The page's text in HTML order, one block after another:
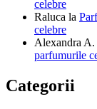
celebre
Raluca la
celebre
Alexandra A.
parfumurile
Categorii